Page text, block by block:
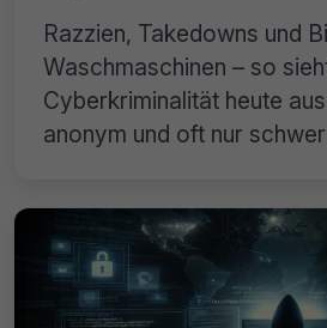
Razzien, Takedowns und
Waschmaschinen – so
Cyberkriminalität heute
anonym und oft nur